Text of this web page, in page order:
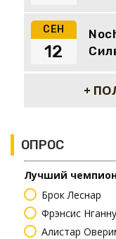
СЕН
12
+
ОПРОС
Лучший чемпион
Брок Леснар
Фрэнсис Нганну
Алистар